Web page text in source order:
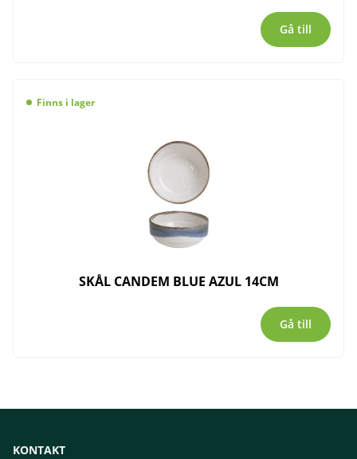
Gå till
Finns i lager
SKÅL CANDEM BLUE AZUL 14CM
Gå till
KONTAKT